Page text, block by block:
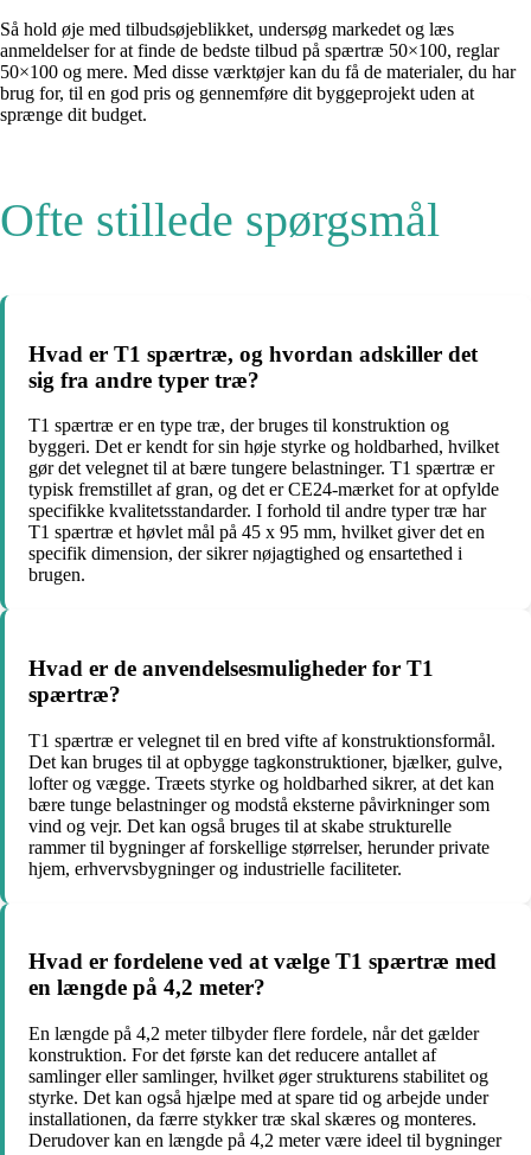
Så hold øje med tilbudsøjeblikket, undersøg markedet og læs
anmeldelser for at finde de bedste tilbud på spærtræ 50×100, reglar
50×100 og mere. Med disse værktøjer kan du få de materialer, du har
brug for, til en god pris og gennemføre dit byggeprojekt uden at
sprænge dit budget.
Ofte stillede spørgsmål
Hvad er T1 spærtræ, og hvordan adskiller det
sig fra andre typer træ?
T1 spærtræ er en type træ, der bruges til konstruktion og
byggeri. Det er kendt for sin høje styrke og holdbarhed, hvilket
gør det velegnet til at bære tungere belastninger. T1 spærtræ er
typisk fremstillet af gran, og det er CE24-mærket for at opfylde
specifikke kvalitetsstandarder. I forhold til andre typer træ har
T1 spærtræ et høvlet mål på 45 x 95 mm, hvilket giver det en
specifik dimension, der sikrer nøjagtighed og ensartethed i
brugen.
Hvad er de anvendelsesmuligheder for T1
spærtræ?
T1 spærtræ er velegnet til en bred vifte af konstruktionsformål.
Det kan bruges til at opbygge tagkonstruktioner, bjælker, gulve,
lofter og vægge. Træets styrke og holdbarhed sikrer, at det kan
bære tunge belastninger og modstå eksterne påvirkninger som
vind og vejr. Det kan også bruges til at skabe strukturelle
rammer til bygninger af forskellige størrelser, herunder private
hjem, erhvervsbygninger og industrielle faciliteter.
Hvad er fordelene ved at vælge T1 spærtræ med
en længde på 4,2 meter?
En længde på 4,2 meter tilbyder flere fordele, når det gælder
konstruktion. For det første kan det reducere antallet af
samlinger eller samlinger, hvilket øger strukturens stabilitet og
styrke. Det kan også hjælpe med at spare tid og arbejde under
installationen, da færre stykker træ skal skæres og monteres.
Derudover kan en længde på 4,2 meter være ideel til bygninger